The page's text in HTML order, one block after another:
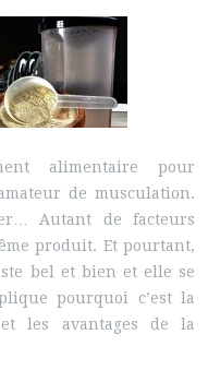
alimentaire pour
de musculation.
Autant de facteurs
produit. Et pourtant,
bel et bien et elle se
pourquoi c’est la
les avantages de la